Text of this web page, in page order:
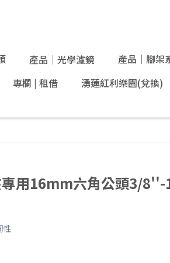
產品｜光學濾鏡 產品｜腳架
專欄 | 租借
湧蓮紅利樂園(兌換)
專用16mm六角公頭3/8''-
性